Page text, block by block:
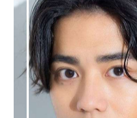
やサロンでも、カウンセ
合わせて最適な機器を
のいく選択につながり
痛みを軽減する脚脱毛